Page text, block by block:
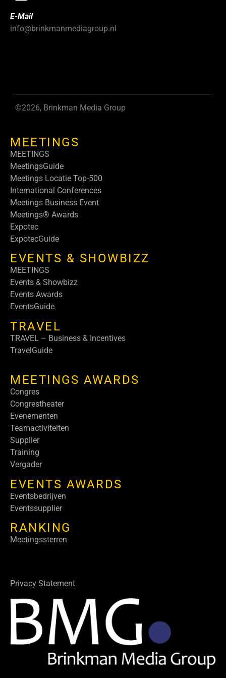
E-Mail
info@brinkmanmediagroup.nl
©2026, Brinkman Media Group
MEETINGS
MEETINGS
MeetingsGuide
Meetings Locatie Top-500
International Conferences
Meetings Business Event
Meetings® Awards
Expotec
ExpotecGuide
EVENTS & SHOWBIZZ
MEETINGS
Events & Showbizz
Events Awards
EventsGuide
TRAVEL
TRAVEL – Business & Incentives
TravelGuide
MEETINGS AWARDS
Congres
Congrestheater
Evenementen
Teamactiviteiten
Supplier
Training
Vergader
EVENTS AWARDS
Eventsbedrijven
Eventssupplier
RANKING
Meetingssterren
Privacy Statement